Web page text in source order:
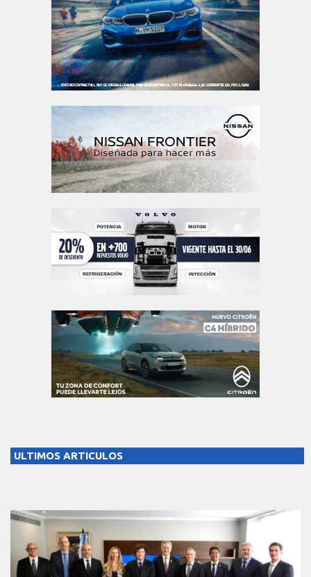
ULTIMOS ARTICULOS